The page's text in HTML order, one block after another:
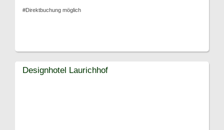
#Direktbuchung möglich
Designhotel Laurichhof